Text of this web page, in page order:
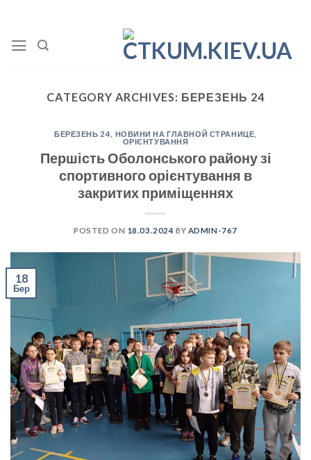
content
CATEGORY ARCHIVES: БЕРЕЗЕНЬ 24
БЕРЕЗЕНЬ 24 НОВИНИ НА ГЛАВНОЙ СТРАНИЦЕ
ОРІЄНТУВАННЯ
Першість Оболонського району зі
спортивного орієнтування в
закритих приміщеннях
POSTED ON 18.03.2024 BY ADMIN-767
18
Бер